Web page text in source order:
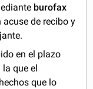
burofax
de recibo y
en el plazo
que el
que lo